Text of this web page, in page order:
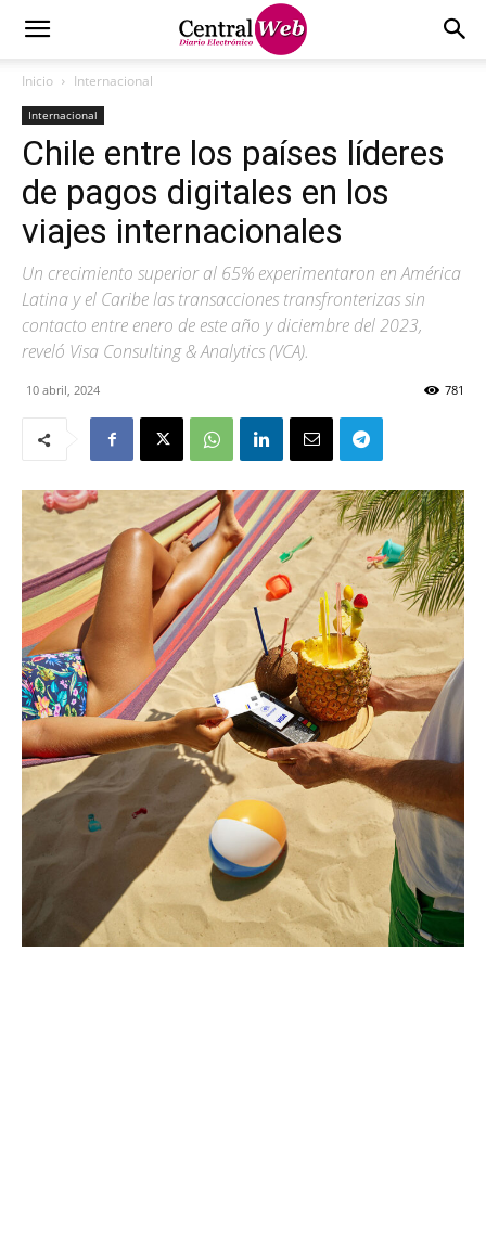
Inicio Internacional
Internacional
Chile entre los países líderes
de pagos digitales en los
viajes internacionales
Un crecimiento superior al 65% experimentaron en América
Latina y el Caribe las transacciones transfronterizas sin
contacto entre enero de este año y diciembre del 2023,
reveló Visa Consulting & Analytics (VCA).
10 abril, 2024 781